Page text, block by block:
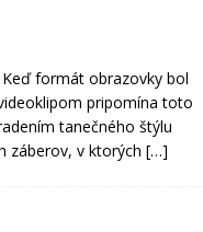
formát obrazovky bol
pripomína toto
tanečného štýlu
záberov, v ktorých […]